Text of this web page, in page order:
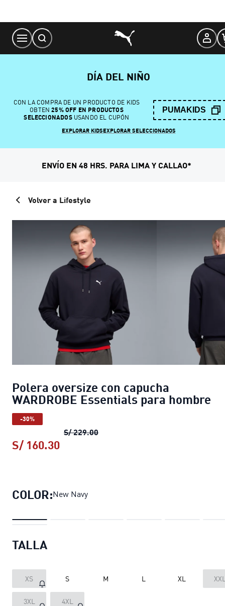
Content
DÍA DEL NIÑO
CON LA COMPRA DE UN PRODUCTO DE KIDS
OBTEN 25% OFF EN PRODUCTOS
SELECCIONADOSUSANDO EL CUPÓN
PUMAKIDS
EXPLORAR KIDSEXPLORAR SELECCIONADOS
ENVÍO EN 48 HRS. PARA LIMA Y CALLAO*
Volver a Lifestyle
Polera oversize con capucha
WARDROBE Essentials para hombre
-30%
S/ 229.00Polera oversize con capucha
S/ 160.30
COLOR:New Navy
TALLA
XS S M L XL
3XL 4XL